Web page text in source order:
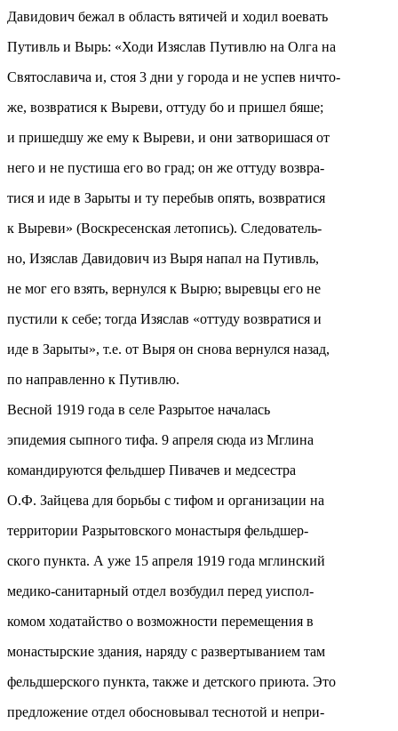
Давидович бежал в область вятичей и ходил воевать
Путивль и Вырь: «Ходи Изяслав Путивлю на Олга на
Святославича и, стоя 3 дни у города и не успев ничто-
же, возвратися к Выреви, оттуду бо и пришел бяше;
и пришедшу же ему к Выреви, и они затворишася от
него и не пустиша его во град; он же оттуду возвра-
тися и иде в Зарыты и ту перебыв опять, возвратися
к Выреви» (Воскресенская летопись). Следователь-
но, Изяслав Давидович из Выря напал на Путивль,
не мог его взять, вернулся к Вырю; выревцы его не
пустили к себе; тогда Изяслав «оттуду возвратися и
иде в Зарыты», т.е. от Выря он снова вернулся назад,
по направленно к Путивлю.
Весной 1919 года в селе Разрытое началась
эпидемия сыпного тифа. 9 апреля сюда из Мглина
командируются фельдшер Пивачев и медсестра
О.Ф. Зайцева для борьбы с тифом и организации на
территории Разрытовского монастыря фельдшер-
ского пункта. А уже 15 апреля 1919 года мглинский
медико-санитарный отдел возбудил перед уиспол-
комом ходатайство о возможности перемещения в
монастырские здания, наряду с развертыванием там
фельдшерского пункта, также и детского приюта. Это
предложение отдел обосновывал теснотой и непри-